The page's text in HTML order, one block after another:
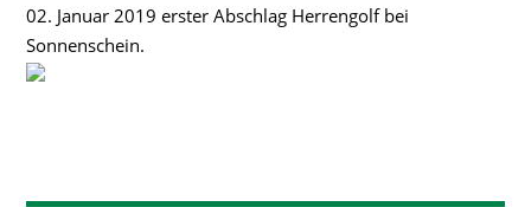
02. Januar 2019 erster Abschlag Herrengolf bei
Sonnenschein.